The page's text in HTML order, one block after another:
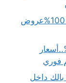
حقين نقل عفش بالرياض أسعار تنافسية 100%عروض
عفش جدة أمان وسرعة100%..أسعار
لراحة بالك داخل